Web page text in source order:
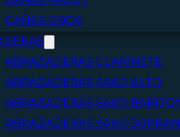
CAÑAS OBOE
ABRAZADERAS CLARINETE
ABRAZADERAS SAXO ALTO
ABRAZADERAS SAXO
ABRAZADERAS SAXO